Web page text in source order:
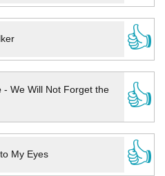
👍
- We Will Not Forget the
👍
My Eyes
👍